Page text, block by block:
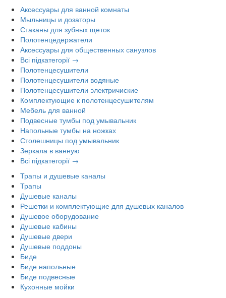
Аксессуары для ванной комнаты
Мыльницы и дозаторы
Стаканы для зубных щеток
Полотенцедержатели
Аксессуары для общественных санузлов
Всі підкатегорії →
Полотенцесушители
Полотенцесушители водяные
Полотенцесушители электричиские
Комплектующие к полотенцесушителям
Мебель для ванной
Подвесные тумбы под умывальник
Напольные тумбы на ножках
Столешницы под умывальник
Зеркала в ванную
Всі підкатегорії →
Трапы и душевые каналы
Трапы
Душевые каналы
Решетки и комплектующие для душевых каналов
Душевое оборудование
Душевые кабины
Душевые двери
Душевые поддоны
Биде
Биде напольные
Биде подвесные
Кухонные мойки